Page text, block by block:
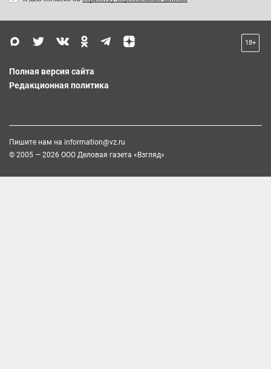
18+
Полная версия сайта
Редакционная политика
Пишите нам на information@vz.ru
© 2005 — 2026 ООО Деловая газета «Взгляд»